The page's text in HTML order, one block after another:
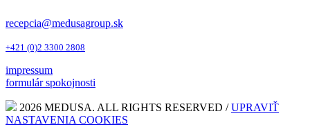
recepcia@medusagroup.sk
+421 (0)2 3300 2808
impressum
formulár spokojnosti
2026 MEDUSA. ALL RIGHTS RESERVED /UPRAVIŤ
NASTAVENIA COOKIES